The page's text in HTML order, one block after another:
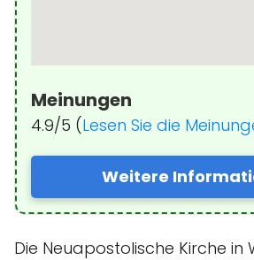
Meinungen
4.9/5 (Lesen Sie die
Weitere
Die Neuapostolische Kirche in